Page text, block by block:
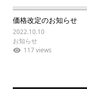
価格改定のお知らせ
2022.10.10
お知らせ
117 views